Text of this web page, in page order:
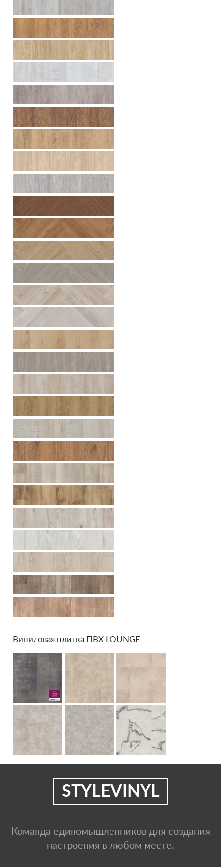
Виниловая плитка ПВХ LOUNGE
STYLEVINYL
Команда единомышленников для создания
настроения в любом месте.